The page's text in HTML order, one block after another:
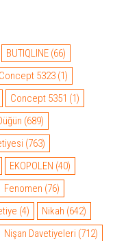
BUTIQLINE (66)
Concept 5323 (1)
Concept 5351 (1)
(689)
(763)
EKOPOLEN (40)
Fenomen (76)
(4) Nikah (642)
Nişan Davetiyeleri (712)